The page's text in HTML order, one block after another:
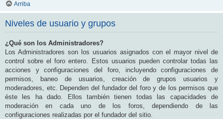
Arriba
Niveles de usuario y grupos
¿Qué son los Administradores?
Los Administradores son los usuarios asignados con el mayor nivel de
control sobre el foro entero. Estos usuarios pueden controlar todas las
acciones y configuraciones del foro, incluyendo configuraciones de
permisos, baneo de usuarios, creación de grupos usuarios y
moderadores, etc. Dependen del fundador del foro y de los permisos que
éste les ha dado. Ellos también tienen todas las capacidades de
moderación en cada uno de los foros, dependiendo de las
configuraciones realizadas por el fundador del sitio.